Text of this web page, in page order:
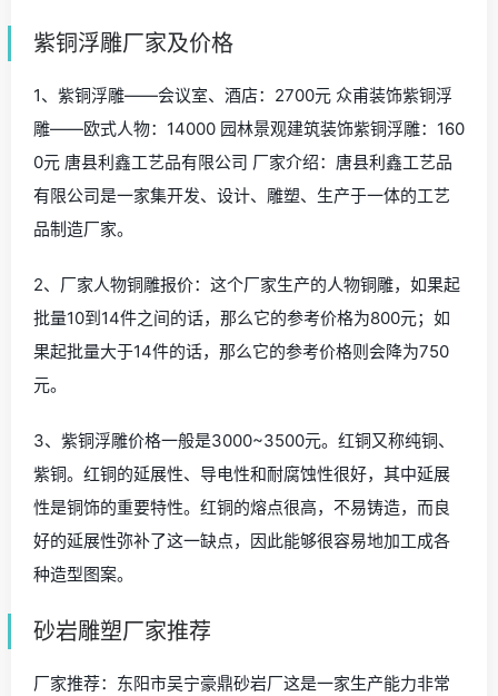
紫铜浮雕厂家及价格
1、紫铜浮雕——会议室、酒店：2700元 众甫装饰紫铜浮
雕——欧式人物：14000 园林景观建筑装饰紫铜浮雕：160
0元 唐县利鑫工艺品有限公司 厂家介绍：唐县利鑫工艺品
有限公司是一家集开发、设计、雕塑、生产于一体的工艺
品制造厂家。
2、厂家人物铜雕报价：这个厂家生产的人物铜雕，如果起
批量10到14件之间的话，那么它的参考价格为800元；如
果起批量大于14件的话，那么它的参考价格则会降为750
元。
3、紫铜浮雕价格一般是3000~3500元。红铜又称纯铜、
紫铜。红铜的延展性、导电性和耐腐蚀性很好，其中延展
性是铜饰的重要特性。红铜的熔点很高，不易铸造，而良
好的延展性弥补了这一缺点，因此能够很容易地加工成各
种造型图案。
砂岩雕塑厂家推荐
厂家推荐：东阳市吴宁豪鼎砂岩厂这是一家生产能力非常